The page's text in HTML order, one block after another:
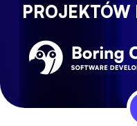
PROJEKTÓW